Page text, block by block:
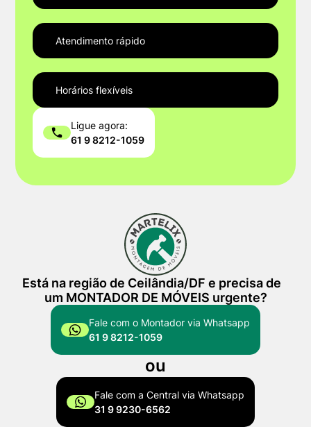
Atendimento rápido
Horários flexíveis
Ligue agora:
61 9 8212-1059
Está na região de Ceilândia/DF e precisa de
um MONTADOR DE MÓVEIS urgente?
Fale com o Montador via Whatsapp
61 9 8212-1059
ou
Fale com a Central via Whatsapp
31 9 9230-6562